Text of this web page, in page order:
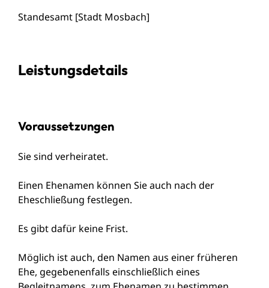
Standesamt [Stadt Mosbach]
Leistungsdetails
Voraussetzungen
Sie sind verheiratet.
Einen Ehenamen können Sie auch nach der
Eheschließung festlegen.
Es gibt dafür keine Frist.
Möglich ist auch, den Namen aus einer früheren
Ehe, gegebenenfalls einschließlich eines